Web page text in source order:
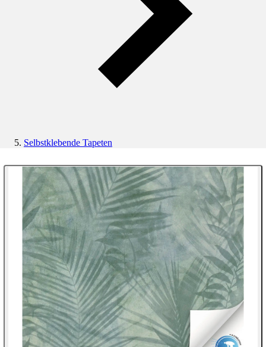
Selbstklebende Tapeten